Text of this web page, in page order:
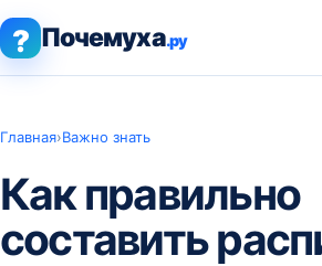
? Почемуха.ру
Главная›Важно знать
Как правильно
составить